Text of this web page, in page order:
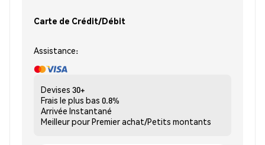
Carte de Crédit/Débit
Assistance:
Devises 30+
Frais le plus bas 0.8%
Arrivée Instantané
Meilleur pourPremier achat/Petits montants